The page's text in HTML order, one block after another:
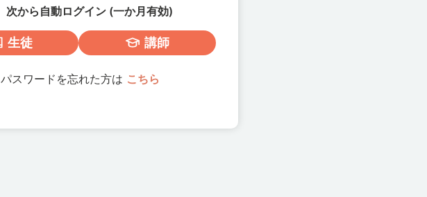
次から自動ログイン (一か月有効)
生徒 講師
パスワードを忘れた方は こちら